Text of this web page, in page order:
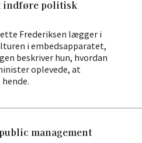
indføre politisk
Frederiksen lægger i
i embedsapparatet,
beskriver hun, hvordan
oplevede, at
management